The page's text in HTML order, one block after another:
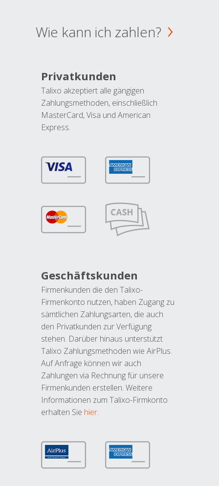
Wie kann ich zahlen?
Privatkunden
Talixo akzeptiert alle gängigen
Zahlungsmethoden, einschließlich
MasterCard, Visa und American
Express.
Geschäftskunden
Firmenkunden die den Talixo-
Firmenkonto nutzen, haben Zugang zu
sämtlichen Zahlungsarten, die auch
den Privatkunden zur Verfügung
stehen. Darüber hinaus unterstützt
Talixo Zahlungsmethoden wie AirPlus.
Auf Anfrage können wir auch
Zahlungen via Rechnung für unsere
Firmenkunden erstellen. Weitere
Informationen zum Talixo-Firmkonto
erhalten Sie hier.